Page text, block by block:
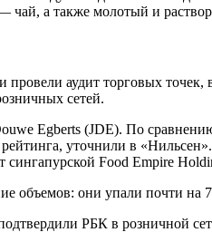
чай, а также молотый и
аудит торговых точек,
сетей.
Egberts (JDE). По
уточнили в
Food Empire
объемов: они упали почти на
РБК в розничной